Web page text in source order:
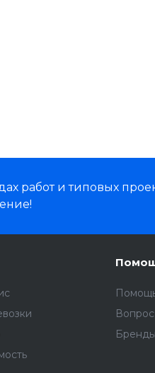
работ и типовых
Бренды